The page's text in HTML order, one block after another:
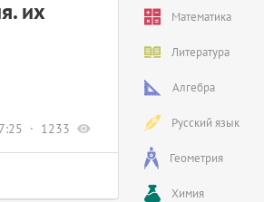
1233
их
Математика
Литература
Алгебра
Русский язык
Геометрия
Химия